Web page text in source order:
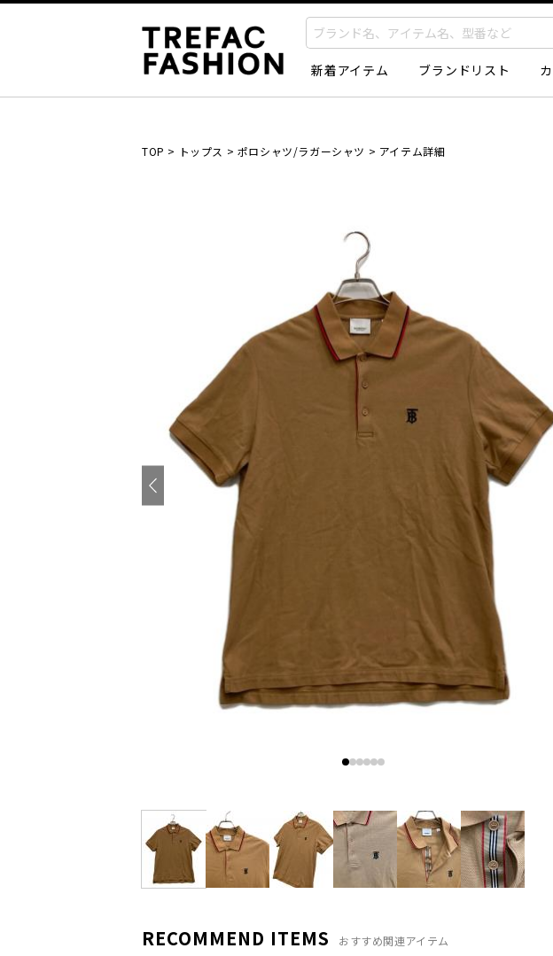
新着アイテム ブランドリスト
TOP > トップス > ポロシャツ/ラガーシャツ > アイテム詳細
RECOMMEND ITEMS おすすめ関連アイテム